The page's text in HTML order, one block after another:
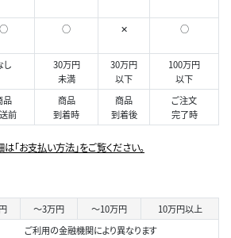
○ ○ ✕ ○
し
30万円
未満
30万円
以下
100万円
以下
品
前
商品
到着時
商品
到着後
ご注文
完了時
「お支払い方法」をご覧ください。
～3万円 ～10万円
10万円以上
ご利用の金融機関により異なります